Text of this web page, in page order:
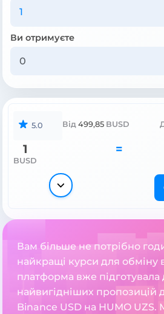
Ви отримуєте
5.0 Від 499,85 BUSD
1
BUSD
=
Вам більше не потрібно
найкращі курси для обміну
платформа вже підготувала
найвигідніших пропозицій
Binance USD на HUMO